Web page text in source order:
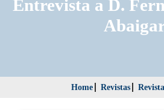
Entrevista a D.
Home Revistas